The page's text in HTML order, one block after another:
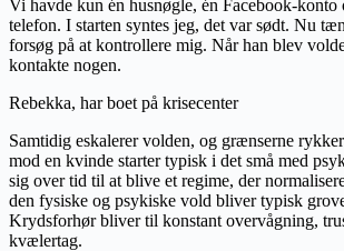
Vi havde kun én husnøgle, én Facebook-konto
telefon. I starten syntes jeg, det var sødt. Nu
forsøg på at kontrollere mig. Når han blev
kontakte nogen.
Rebekka, har boet på krisecenter
Samtidig eskalerer volden, og grænserne
mod en kvinde starter typisk i det små med
sig over tid til at blive et regime, der
den fysiske og psykiske vold bliver typisk
Krydsforhør bliver til konstant overvågning,
kvælertag.